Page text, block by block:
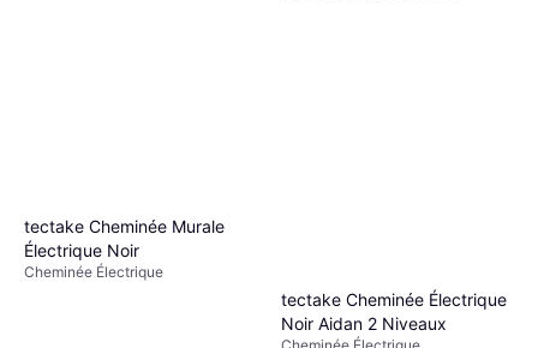
tectake Cheminée Murale
Électrique Noir
Cheminée Électrique
tectake Cheminée Électrique
Noir Aidan 2 Niveaux